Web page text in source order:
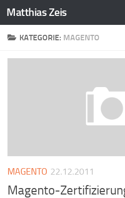
Zum Inhalt springen
Matthias Zeis
KATEGORIE: MAGENTO
MAGENTO 22.12.2011
Magento-